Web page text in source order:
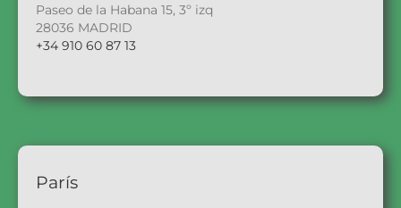
Paseo de la Habana 15, 3º izq
28036 MADRID
+34 910 60 87 13
París